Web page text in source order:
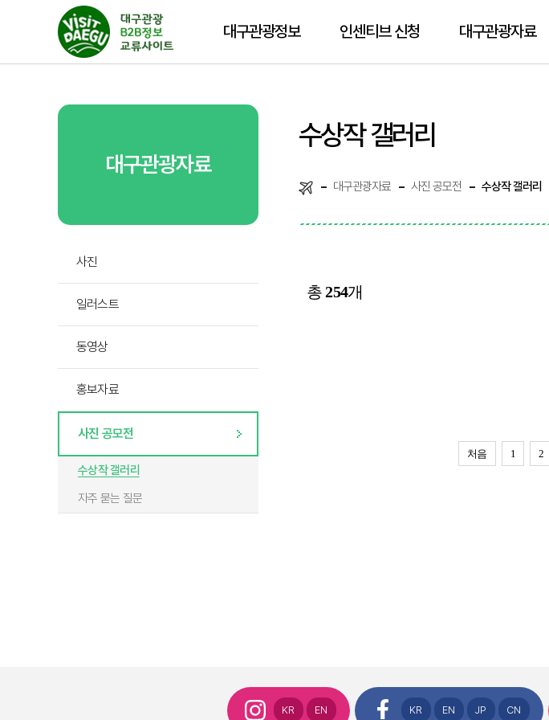
대구관광정보 인센티브 신청 대구관광자료
대구관광자료
사진
일러스트
동영상
홍보자료
사진 공모전
수상작 갤러리
자주 묻는 질문
수상작 갤러리
대구관광자료 사진 공모전 수상작 갤러리
총254개
처음 1 2
KR EN KR EN JP CN